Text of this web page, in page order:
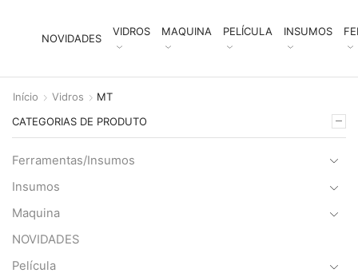
NOVIDADES
VIDROS MAQUINA PELÍCULA INSUMOS
Início Vidros MT
CATEGORIAS DE PRODUTO
Ferramentas/Insumos
Insumos
Maquina
NOVIDADES
Película